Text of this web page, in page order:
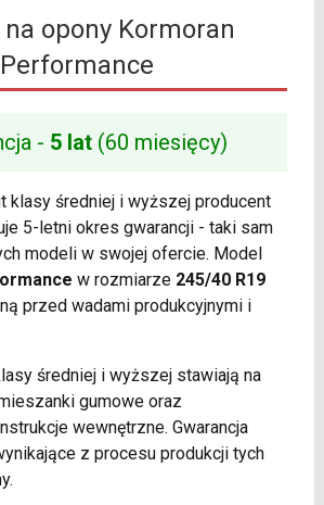
opony Kormoran
- 5 lat (60 miesięcy)
klasy średniej i wyższej producent
5-letni okres gwarancji - taki sam
modeli w swojej ofercie. Model
w rozmiarze 245/40 R19
przed wadami produkcyjnymi i
średniej i wyższej stawiają na
gumowe oraz
wewnętrzne. Gwarancja
z procesu produkcji tych